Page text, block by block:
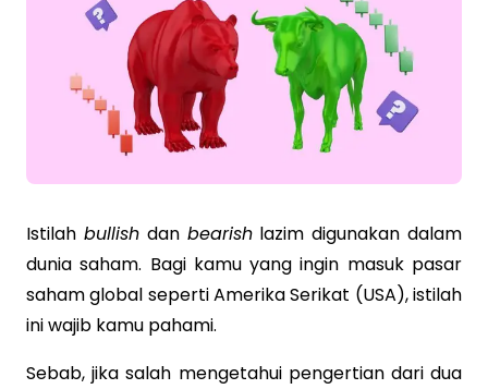
Istilah bullishdan bearishlazim digunakan dalam
dunia saham. Bagi kamu yang ingin masuk pasar
saham global seperti Amerika Serikat (USA), istilah
ini wajib kamu pahami.
Sebab, jika salah mengetahui pengertian dari dua